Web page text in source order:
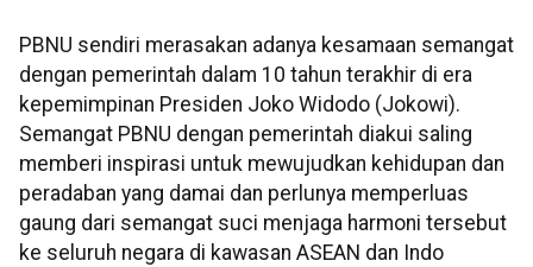
PBNU sendiri merasakan adanya kesamaan semangat
dengan pemerintah dalam 10 tahun terakhir di era
kepemimpinan Presiden Joko Widodo (Jokowi).
Semangat PBNU dengan pemerintah diakui saling
memberi inspirasi untuk mewujudkan kehidupan dan
peradaban yang damai dan perlunya memperluas
gaung dari semangat suci menjaga harmoni tersebut
ke seluruh negara di kawasan ASEAN dan Indo